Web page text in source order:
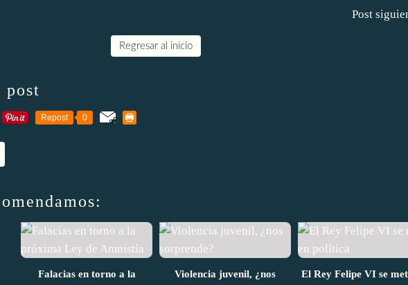
Post
Regresar al inicio
post
Repost 0
Falacias en torno a la
Violencia juvenil, ¿nos
El Rey Felipe VI se